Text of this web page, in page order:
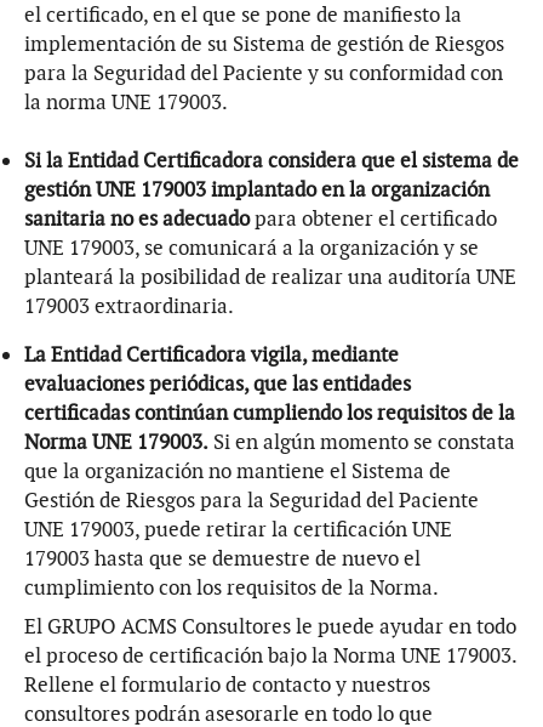
el certificado, en el que se pone de manifiesto la
implementación de su Sistema de gestión de Riesgos
para la Seguridad del Paciente y su conformidad con
la norma UNE 179003.
Si la Entidad Certificadora considera que el sistema de
gestión UNE 179003 implantado en la organización
sanitaria no es adecuadopara obtener el certificado
UNE 179003, se comunicará a la organización y se
planteará la posibilidad de realizar una auditoría UNE
179003 extraordinaria.
La Entidad Certificadora vigila, mediante
evaluaciones periódicas, que las entidades
certificadas continúan cumpliendo los requisitos de la
Norma UNE 179003. Si en algún momento se constata
que la organización no mantiene el Sistema de
Gestión de Riesgos para la Seguridad del Paciente
UNE 179003, puede retirar la certificación UNE
179003 hasta que se demuestre de nuevo el
cumplimiento con los requisitos de la Norma.
El GRUPO ACMS Consultores le puede ayudar en todo
el proceso de certificación bajo la Norma UNE 179003.
Rellene el formulario de contacto y nuestros
consultores podrán asesorarle en todo lo que